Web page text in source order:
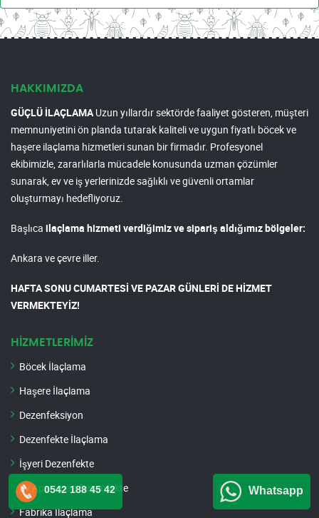
HAKKIMIZDA
GÜÇLÜ İLAÇLAMAUzun yıllardır sektörde faaliyet gösteren, müşteri
memnuniyetini ön planda tutarak kaliteli ve uygun fiyatlı böcek ve
haşere ilaçlama hizmetleri sunan bir firmadır. Profesyonel
ekibimizle, zararlılarla mücadele konusunda uzman çözümler
sunarak, ev ve iş yerlerinizde sağlıklı ve güvenli ortamlar
oluşturmayı hedefliyoruz.
Başlıca ilaçlama hizmeti verdiğimiz ve sipariş aldığımız bölgeler:
Ankara ve çevre iller.
HAFTA SONU CUMARTESİ VE PAZAR GÜNLERİ DE HİZMET
VERMEKTEYİZ!
HİZMETLERİMİZ
Böcek İlaçlama
Haşere İlaçlama
Dezenfeksiyon
Dezenfekte İlaçlama
İşyeri Dezenfekte
Ev Apartman Dezenfekte
Fabrika İlaçlama
0542 188 45 42 Whatsapp